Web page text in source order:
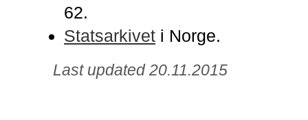
62.
Statsarkivet i Norge.
Last updated 20.11.2015